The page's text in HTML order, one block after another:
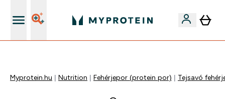
Myprotein.hu Nutrition Fehérjepor (protein por) Tejsavó